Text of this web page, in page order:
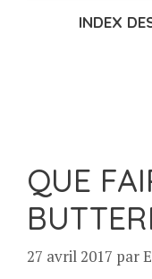
INDEX
QUE
27 avril 2017 par